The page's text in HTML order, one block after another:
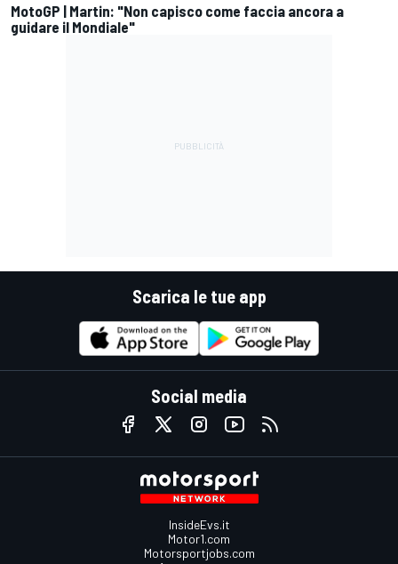
MotoGP | Martin: "Non capisco come faccia ancora a
guidare il Mondiale"
Scarica le tue app
Social media
InsideEvs.it
Motor1.com
Motorsportjobs.com